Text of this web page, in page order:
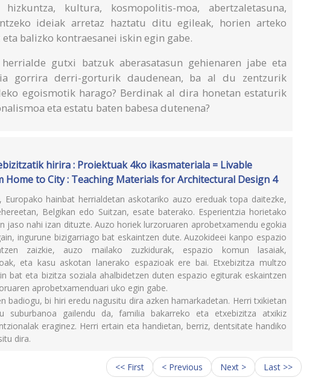
hizkuntza, kultura, kosmopolitis-moa, abertzaletasuna,
ideiak arretaz haztatu ditu egileak, horien arteko
balizko kontraesanei iskin egin gabe.
gutxi batzuk aberasatasun gehienaren jabe eta
gorrira derri-gorturik daudenean, ba al du zentzurik
egoismotik harago? Berdinak al dira honetan estaturik
eta estatu baten babesa dutenena?
hirira : Proiektuak 4ko ikasmateriala = Livable
to City : Teaching Materials for Architectural Design 4
Europako hainbat herrialdetan askotariko auzo ereduak topa daitezke,
Belgikan edo Suitzan, esate baterako. Esperientzia horietako
jaso nahi izan dituzte. Auzo horiek lurzoruaren aprobetxamendu egokia
ingurune bizigarriago bat eskaintzen dute. Auzokideei kanpo espazio
zaizkie, auzo mailako zuzkidurak, espazio komun lasaiak,
eta kasu askotan lanerako espazioak ere bai. Etxebizitza multzo
bat eta bizitza soziala ahalbidetzen duten espazio egiturak eskaintzen
aprobetxamenduari uko egin gabe.
badiogu, bi hiri eredu nagusitu dira azken hamarkadetan. Herri txikietan
suburbanoa gailendu da, familia bakarreko eta etxebizitza atxikiz
eraginez. Herri ertain eta handietan, berriz, dentsitate handiko
dira.
<< First < Previous Next > Last >>